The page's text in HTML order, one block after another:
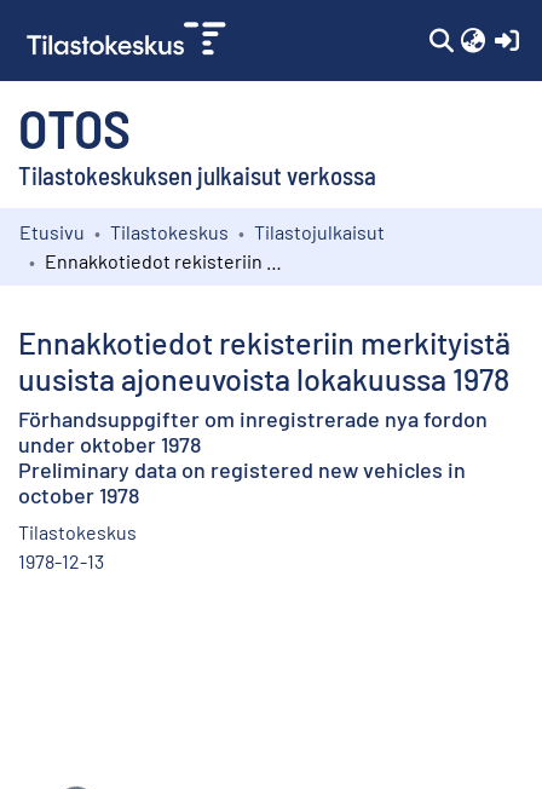
OTOS
Tilastokeskuksen julkaisut verkossa
Kokoelmat
Etusivu Tilastokeskus
Tilastojulkaisut
Ennakkotiedot rekisteriin merkityistä
uusista ajoneuvoista lokakuussa 1978
Förhandsuppgifter om inregistrerade nya fordon
under oktober 1978
Preliminary data on registered new vehicles in
october 1978
Tilastokeskus
1978-12-13